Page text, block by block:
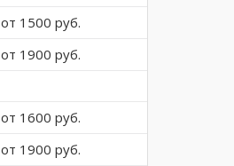
от 1500 руб.
от 1900 руб.
от 1600 руб.
от 1900 руб.